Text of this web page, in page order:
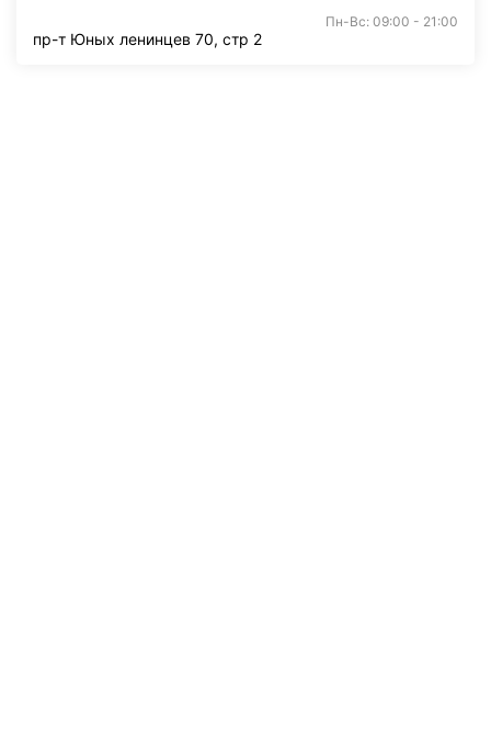
Пн-Вс: 09:00 - 21:00
пр-т Юных ленинцев 70, стр 2